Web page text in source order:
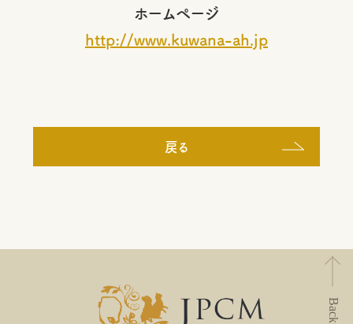
ホームページ
http://www.kuwana-ah.jp
戻る